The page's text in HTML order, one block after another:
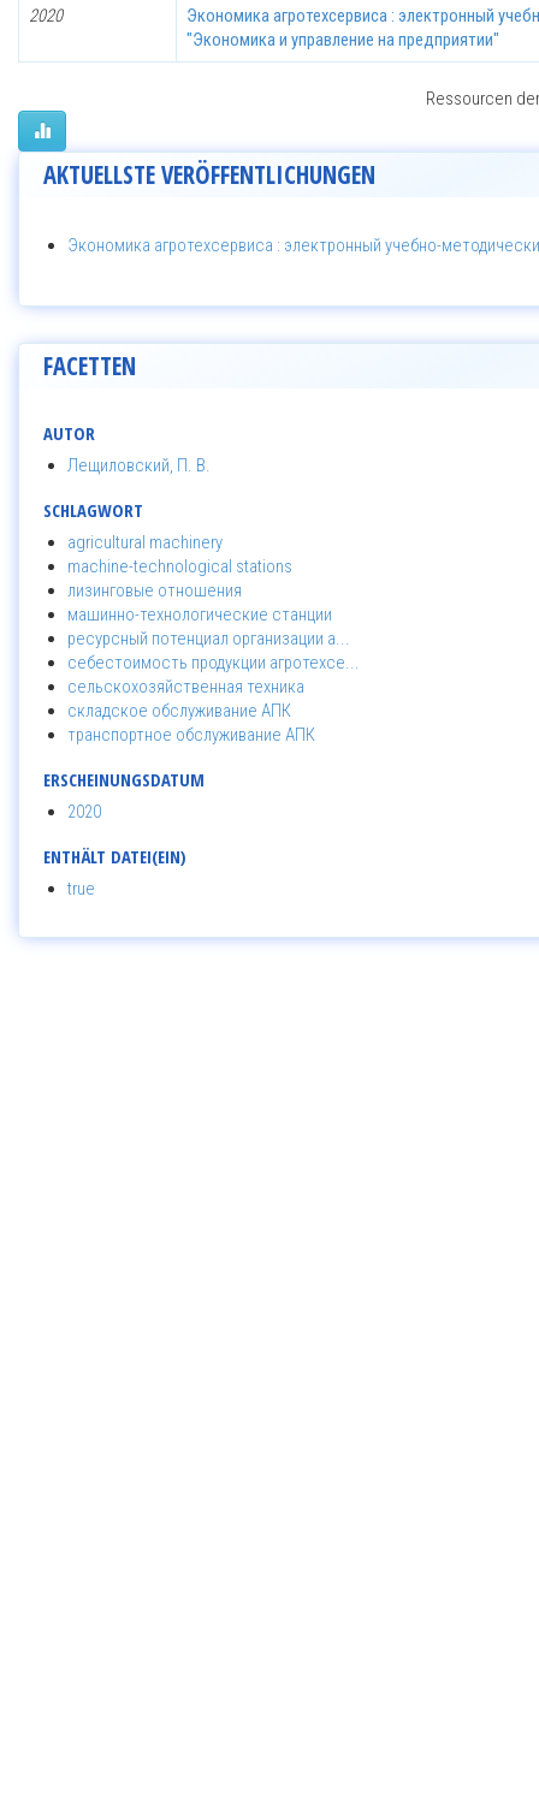
2020
Экономика агротехсервиса : электронный
"Экономика и управление на предприятии"
Ressourcen
AKTUELLSTE VERÖFFENTLICHUNGEN
Экономика агротехсервиса : электронный учебно-
FACETTEN
AUTOR
Лещиловский, П. В.
SCHLAGWORT
agricultural machinery
machine-technological stations
лизинговые отношения
машинно-технологические станции
ресурсный потенциал организации а...
себестоимость продукции агротехсе...
сельскохозяйственная техника
складское обслуживание АПК
транспортное обслуживание АПК
ERSCHEINUNGSDATUM
2020
ENTHÄLT DATEI(EIN)
true